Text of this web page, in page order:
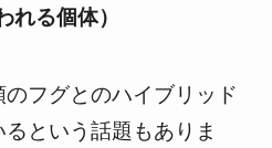
れる個体）
フグとのハイブリッド
という話題もありま